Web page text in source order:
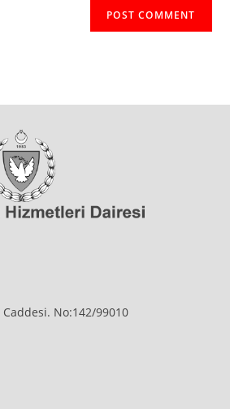
No:142/99010